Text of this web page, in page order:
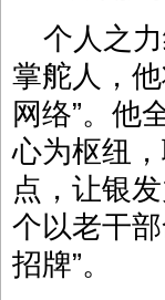
个人之
掌舵人，
网络”。他
心为枢纽
点，让银
个以老干
招牌”。